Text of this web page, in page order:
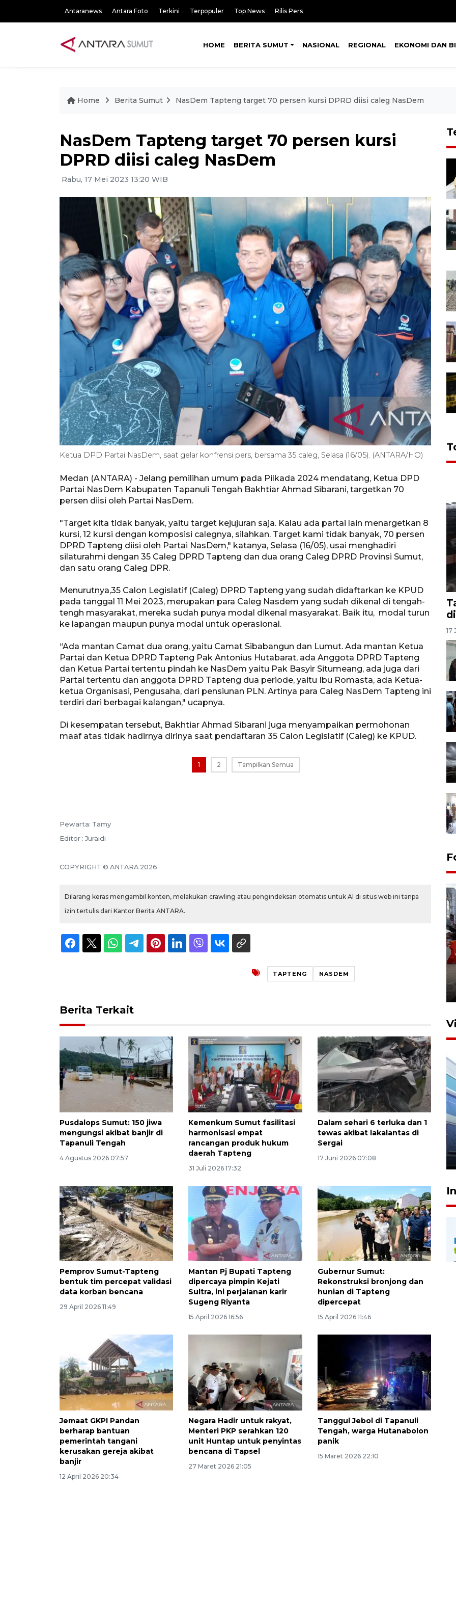
Antaranews Antara Foto Terkini Terpopuler Top News Rilis Pers
HOME BERITA SUMUT NASIONAL REGIONAL EKONOMI DAN
Home Berita Sumut NasDem Tapteng target 70 persen kursi DPRD diisi caleg NasDem
NasDem Tapteng target 70 persen kursi
DPRD diisi caleg NasDem
Rabu, 17 Mei 2023 13:20 WIB
Ketua DPD Partai NasDem, saat gelar konfrensi pers, bersama 35 caleg, Selasa (16/05). (ANTARA/HO)
Medan (ANTARA) - Jelang pemilihan umum pada Pilkada 2024 mendatang, Ketua DPD
Partai NasDem Kabupaten Tapanuli Tengah Bakhtiar Ahmad Sibarani, targetkan 70
persen diisi oleh Partai NasDem.
"Target kita tidak banyak, yaitu target kejujuran saja. Kalau ada partai lain menargetkan 8
kursi, 12 kursi dengan komposisi calegnya, silahkan. Target kami tidak banyak, 70 persen
DPRD Tapteng diisi oleh Partai NasDem," katanya, Selasa (16/05), usai menghadiri
silaturahmi dengan 35 Caleg DPRD Tapteng dan dua orang Caleg DPRD Provinsi Sumut,
dan satu orang Caleg DPR.
Menurutnya,35 Calon Legislatif (Caleg) DPRD Tapteng yang sudah didaftarkan ke KPUD
pada tanggal 11 Mei 2023, merupakan para Caleg Nasdem yang sudah dikenal di tengah-
tengh masyarakat, mereka sudah punya modal dikenal masyarakat. Baik itu, modal turun
ke lapangan maupun punya modal untuk operasional.
“Ada mantan Camat dua orang, yaitu Camat Sibabangun dan Lumut. Ada mantan Ketua
Partai dan Ketua DPRD Tapteng Pak Antonius Hutabarat, ada Anggota DPRD Tapteng
dan Ketua Partai tertentu pindah ke NasDem yaitu Pak Basyir Situmeang, ada juga dari
Partai tertentu dan anggota DPRD Tapteng dua periode, yaitu Ibu Romasta, ada Ketua-
ketua Organisasi, Pengusaha, dari pensiunan PLN. Artinya para Caleg NasDem Tapteng ini
terdiri dari berbagai kalangan," ucapnya.
Di kesempatan tersebut, Bakhtiar Ahmad Sibarani juga menyampaikan permohonan
maaf atas tidak hadirnya dirinya saat pendaftaran 35 Calon Legislatif (Caleg) ke KPUD.
1 2 Tampilkan Semua
Pewarta: Tamy
Editor : Juraidi
COPYRIGHT © ANTARA 2026
Dilarang keras mengambil konten, melakukan crawling atau pengindeksan otomatis untuk AI di situs web ini tanpa
izin tertulis dari Kantor Berita ANTARA.
TAPTENG NASDEM
Berita Terkait
Pusdalops Sumut: 150 jiwa
mengungsi akibat banjir di
Tapanuli Tengah
4 Agustus 2026 07:57
Kemenkum Sumut fasilitasi
harmonisasi empat
rancangan produk hukum
daerah Tapteng
31 Juli 2026 17:32
Dalam sehari 6 terluka dan 1
tewas akibat lakalantas di
Sergai
17 Juni 2026 07:08
Pemprov Sumut-Tapteng
bentuk tim percepat validasi
data korban bencana
29 April 2026 11:49
Mantan Pj Bupati Tapteng
dipercaya pimpin Kejati
Sultra, ini perjalanan karir
Sugeng Riyanta
15 April 2026 16:56
Gubernur Sumut:
Rekonstruksi bronjong dan
hunian di Tapteng
dipercepat
15 April 2026 11:46
Jemaat GKPI Pandan
berharap bantuan
pemerintah tangani
kerusakan gereja akibat
banjir
12 April 2026 20:34
Negara Hadir untuk rakyat,
Menteri PKP serahkan 120
unit Huntap untuk penyintas
bencana di Tapsel
27 Maret 2026 21:05
Tanggul Jebol di Tapanuli
Tengah, warga Hutanabolon
panik
15 Maret 2026 22:10
17
Pelaporan SPT Tahunan di
Sumut
IDAI perkuat kompetensi
dokter tangani penyakit
jantung anak
23 Juli 2026 20:04